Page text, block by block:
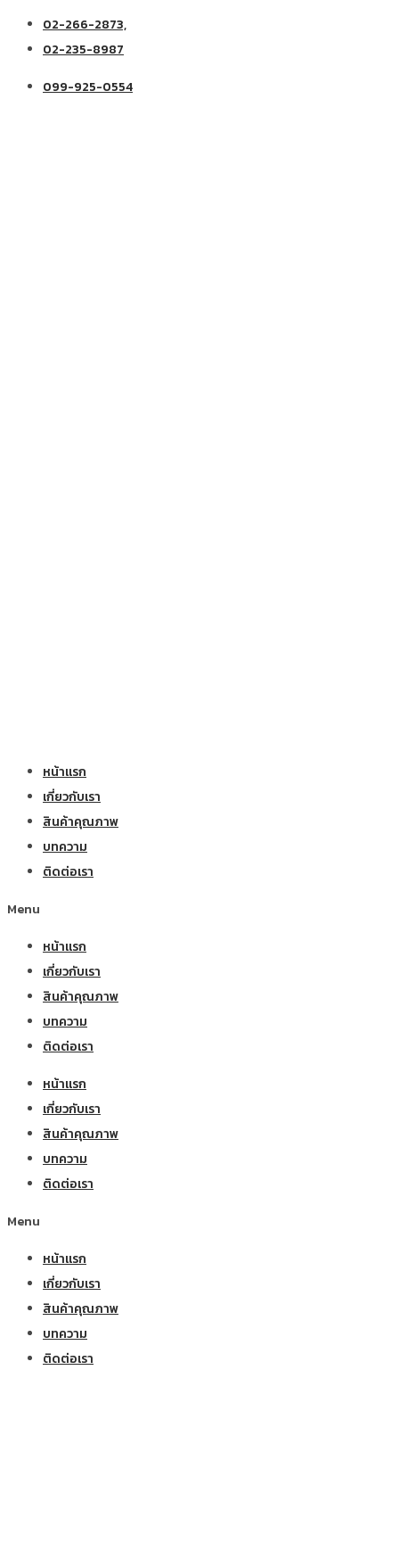
02-266-2873,
02-235-8987
099-925-0554
หน้าแรก
เกี่ยวกับเรา
สินค้าคุณภาพ
บทความ
ติดต่อเรา
Menu
หน้าแรก
เกี่ยวกับเรา
สินค้าคุณภาพ
บทความ
ติดต่อเรา
หน้าแรก
เกี่ยวกับเรา
สินค้าคุณภาพ
บทความ
ติดต่อเรา
Menu
หน้าแรก
เกี่ยวกับเรา
สินค้าคุณภาพ
บทความ
ติดต่อเรา